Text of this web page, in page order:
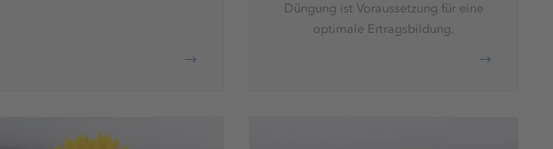
Düngung ist Voraussetzung für eine
optimale Ertragsbildung.